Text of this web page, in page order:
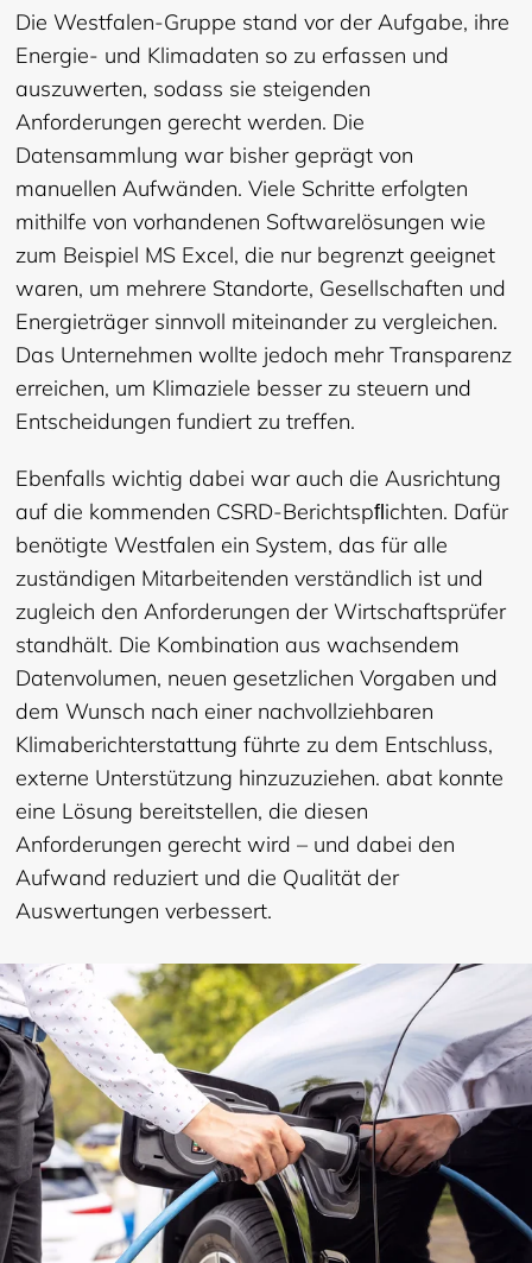
Die Westfalen-Gruppe stand vor der Aufgabe, ihre
Energie- und Klimadaten so zu erfassen und
auszuwerten, sodass sie steigenden
Anforderungen gerecht werden. Die
Datensammlung war bisher geprägt von
manuellen Aufwänden. Viele Schritte erfolgten
mithilfe von vorhandenen Softwarelösungen wie
zum Beispiel MS Excel, die nur begrenzt geeignet
waren, um mehrere Standorte, Gesellschaften und
Energieträger sinnvoll miteinander zu vergleichen.
Das Unternehmen wollte jedoch mehr Transparenz
erreichen, um Klimaziele besser zu steuern und
Entscheidungen fundiert zu treffen.
Ebenfalls wichtig dabei war auch die Ausrichtung
auf die kommenden CSRD-Berichtspﬂichten. Dafür
benötigte Westfalen ein System, das für alle
zuständigen Mitarbeitenden verständlich ist und
zugleich den Anforderungen der Wirtschaftsprüfer
standhält. Die Kombination aus wachsendem
Datenvolumen, neuen gesetzlichen Vorgaben und
dem Wunsch nach einer nachvollziehbaren
Klimaberichterstattung führte zu dem Entschluss,
externe Unterstützung hinzuzuziehen. abat konnte
eine Lösung bereitstellen, die diesen
Anforderungen gerecht wird – und dabei den
Aufwand reduziert und die Qualität der
Auswertungen verbessert.